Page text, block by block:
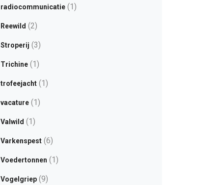
radiocommunicatie(1)
Reewild (2)
Stroperij (3)
Trichine(1)
trofeejacht(1)
vacature(1)
Valwild (1)
Varkenspest(6)
Voedertonnen (1)
Vogelgriep(9)